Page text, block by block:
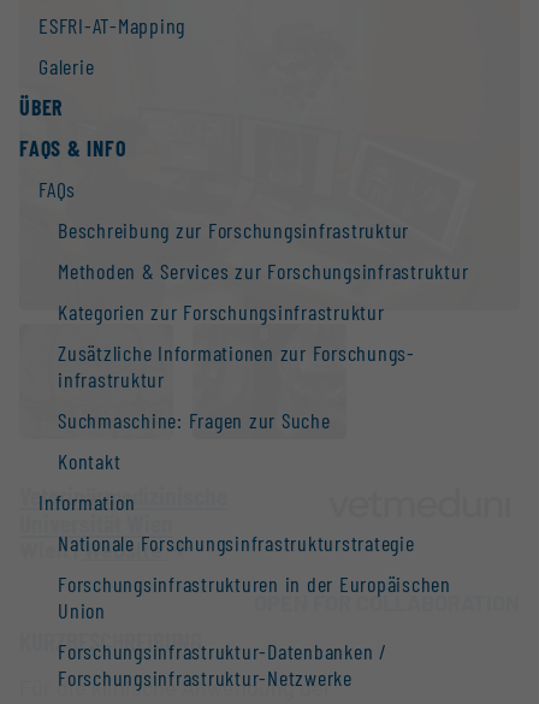
ESFRI-AT-Mapping
Galerie
ÜBER
FAQS & INFO
FAQs
Beschreibung zur Forschungs­infrastruktur
Methoden & Services zur Forschungs­infrastruktur
Kategorien zur Forschungs­infrastruktur
Zusätzliche Informationen zur Forschungs­
infrastruktur
Suchmaschine: Fragen zur Suche
Kontakt
Information
Nationale Forschungs­infrastruktur­strategie
Forschungs­infrastrukturen in der Europäischen
Union
Forschungs­infrastruktur-Datenbanken /
Forschungs­infrastruktur-Netzwerke
Veterinärmedizinische
Wien |Website
OPEN FOR COLLABORATION
KURZBESCHREIBUNG
Für die klinische Anwendung der